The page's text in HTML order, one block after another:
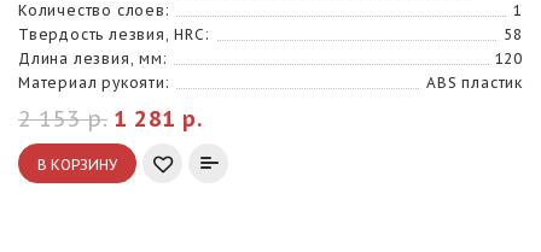
Количество слоев:
1
Твердость лезвия, HRC:
58
Длина лезвия, мм:
120
Материал рукояти:
ABS пластик
1 281 р.
2 153 р.
В КОРЗИНУ